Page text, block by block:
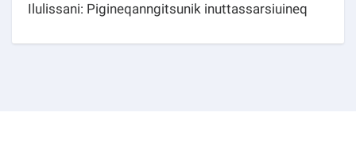
Ilulissani: Pigineqanngitsunik inuttassarsiuineq